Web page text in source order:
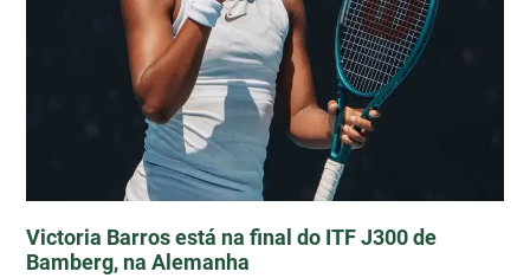
Victoria Barros está na final do ITF J300 de
Bamberg, na Alemanha